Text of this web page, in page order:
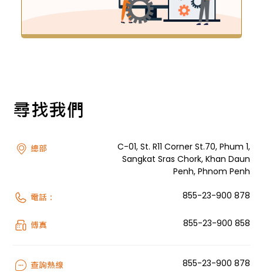
尋找我們
總部
C-01, St. R11 Corner St.70, Phum 1,
Sangkat Sras Chork, Khan Daun
Penh, Phnom Penh
電話： 855-23-900 878
傅真 855-23-900 858
查詢熱線 855-23-900 878